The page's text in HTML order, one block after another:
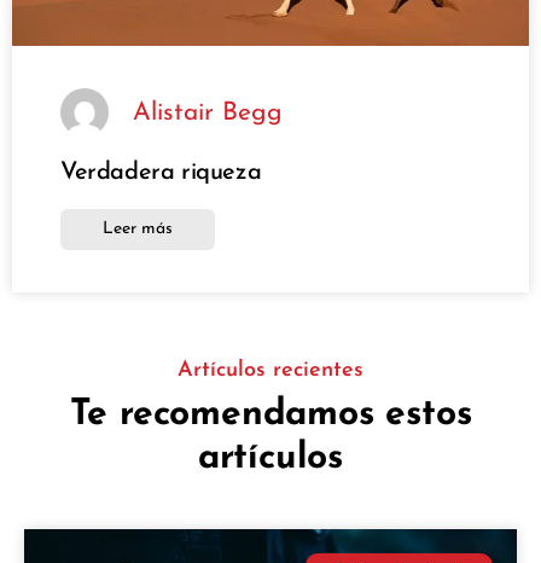
Alistair Begg
Verdadera riqueza
Leer más
Artículos recientes
Te recomendamos estos
artículos